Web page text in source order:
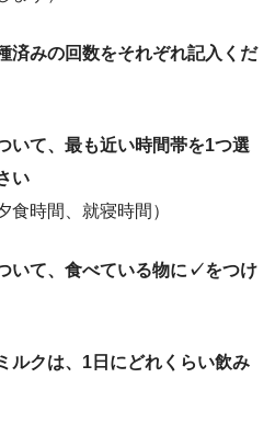
済みの回数をそれぞれ記入くだ
いて、最も近い時間帯を1つ選
い
食時間、就寝時間）
いて、食べている物に✓をつけ
ルクは、1日にどれくらい飲み